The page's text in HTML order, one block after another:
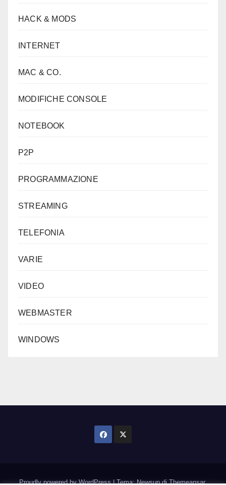
HACK & MODS
INTERNET
MAC & CO.
MODIFICHE CONSOLE
NOTEBOOK
P2P
PROGRAMMAZIONE
STREAMING
TELEFONIA
VARIE
VIDEO
WEBMASTER
WINDOWS
Proudly powered by WordPress|Tema: Newsup diThemeansar.